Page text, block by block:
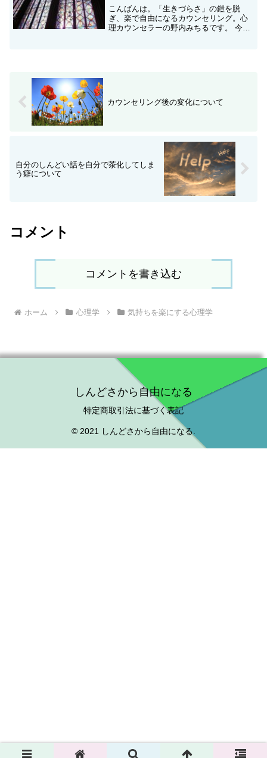
こんばんは。「生きづらさ」の鎧を脱
ぎ、楽で自由になるカウンセリング。心
理カウンセラーの野内みちるです。 今日
カウンセリング後の変化について
自分のしんどい話を自分で茶化してしま
う癖について
コメント
コメントを書き込む
ホーム 心理学 気持ちを楽にする心理学
しんどさから自由になる
特定商取引法に基づく表記
© 2021 しんどさから自由になる.